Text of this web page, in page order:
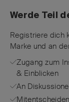
Werde Teil
Registriere dich
Marke und an
Zugang zum
& Einblicken
An